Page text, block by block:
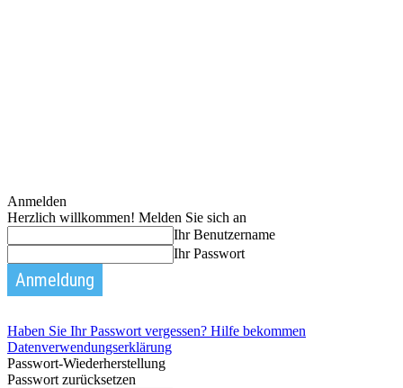
Anmelden
Herzlich willkommen! Melden Sie sich an
Ihr Benutzername
Ihr Passwort
Haben Sie Ihr Passwort vergessen? Hilfe bekommen
Datenverwendungserklärung
Passwort-Wiederherstellung
Passwort zurücksetzen